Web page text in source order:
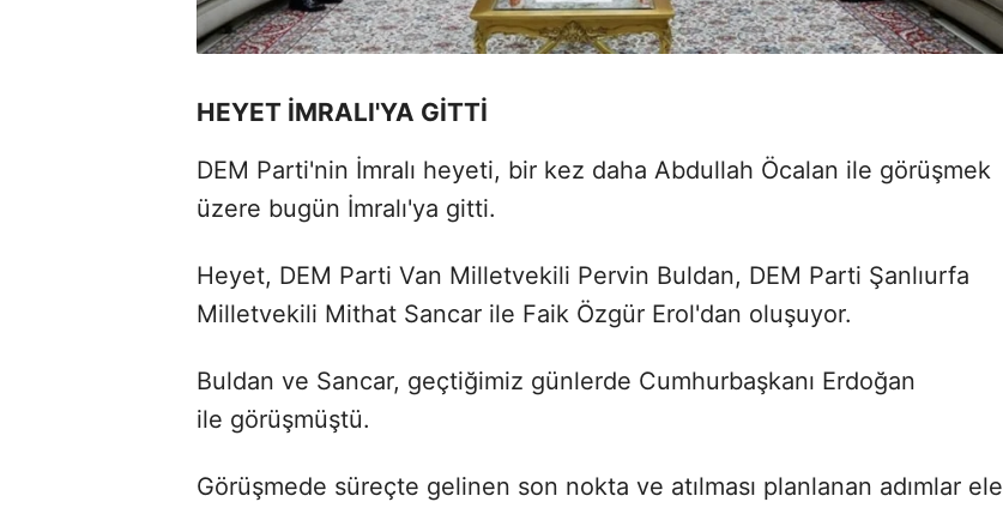
HEYET İMRALI'YA GİTTİ
DEM Parti'nin İmralı heyeti, bir kez daha Abdullah Öcalan ile görüşmek
üzere bugün İmralı'ya gitti.
Heyet, DEM Parti Van Milletvekili Pervin Buldan, DEM Parti Şanlıurfa
Milletvekili Mithat Sancar ile Faik Özgür Erol'dan oluşuyor.
Buldan ve Sancar, geçtiğimiz günlerde Cumhurbaşkanı Erdoğan
ile görüşmüştü.
Görüşmede süreçte gelinen son nokta ve atılması planlanan adımlar ele